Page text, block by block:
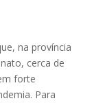
na província
cerca de
forte
Para